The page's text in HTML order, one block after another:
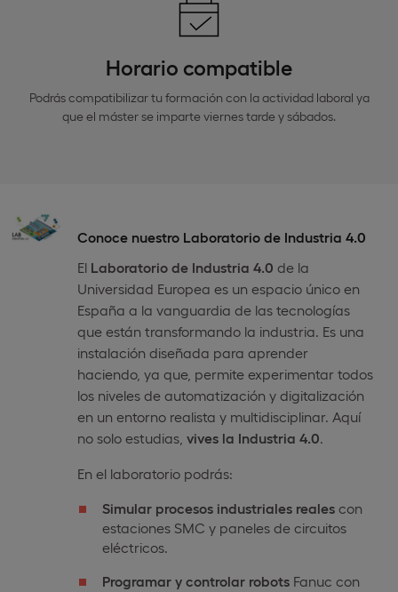
Horario compatible
Podrás compatibilizar tu formación con la actividad laboral ya
que el máster se imparte viernes tarde y sábados.
Conoce nuestro Laboratorio de Industria 4.0
El Laboratorio de Industria 4.0 de la
Universidad Europea es un espacio único en
España a la vanguardia de las tecnologías
que están transformando la industria. Es una
instalación diseñada para aprender
haciendo, ya que, permite experimentar todos
los niveles de automatización y digitalización
en un entorno realista y multidisciplinar. Aquí
no solo estudias, vives la Industria 4.0.
En el laboratorio podrás:
Simular procesos industriales realescon
estaciones SMC y paneles de circuitos
eléctricos.
Programar y controlar robotsFanuc con